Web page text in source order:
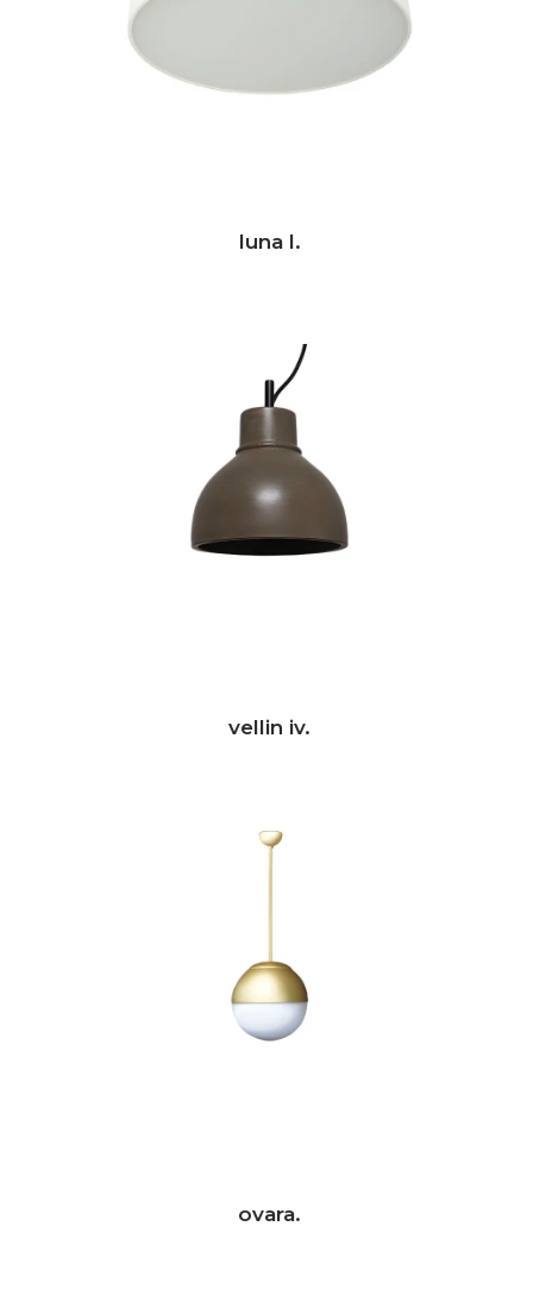
luna l.
vellin iv.
ovara.